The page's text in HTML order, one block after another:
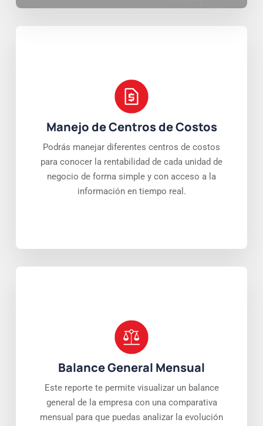
Manejo de Centros de Costos
Podrás manejar diferentes centros de costos
para conocer la rentabilidad de cada unidad de
negocio de forma simple y con acceso a la
información en tiempo real.
Balance General Mensual
Este reporte te permite visualizar un balance
general de la empresa con una comparativa
mensual para que puedas analizar la evolución